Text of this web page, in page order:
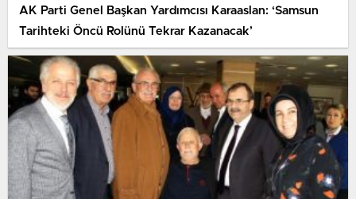
AK Parti Genel Başkan Yardımcısı Karaaslan: ‘Samsun
Tarihteki Öncü Rolünü Tekrar Kazanacak’